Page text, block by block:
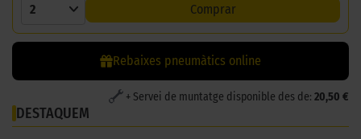
2 Comprar
Rebaixes pneumàtics online
+ Servei de muntatge disponible des de: 20,50 €
DESTAQUEM